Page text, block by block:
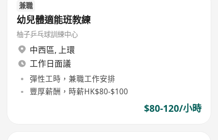
兼職
幼兒體適能班教練
柚子乒乓球訓練中心
中西區, 上環
工作日面議
彈性工時，兼職工作安排
豐厚薪酬，時薪HK$80-$100
$80-120/小時